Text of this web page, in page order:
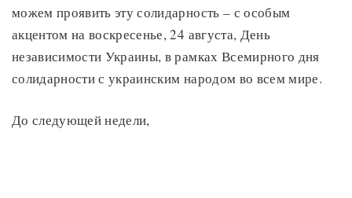
можем проявить эту солидарность – с особым
акцентом на воскресенье, 24 августа, День
независимости Украины, в рамках Всемирного дня
солидарности с украинским народом во всем мире.
До следующей недели,